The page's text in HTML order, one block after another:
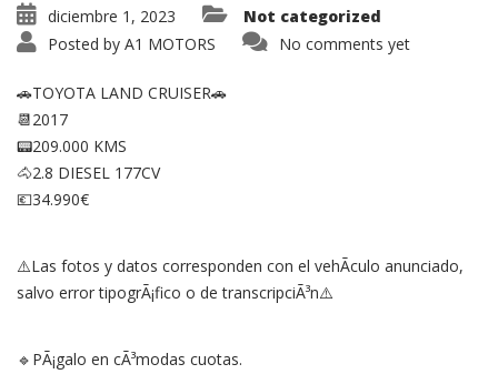
diciembre 1, 2023
Not categorized
Posted by A1 MOTORS No comments yet
🚗TOYOTA LAND CRUISER🚗
📆2017
📟209.000 KMS
🐴2.8 DIESEL 177CV
💶34.990€
⚠️Las fotos y datos corresponden con el vehÃ­culo anunciado,
salvo error tipogrÃ¡fico o de transcripciÃ³n⚠️
🔹PÃ¡galo en cÃ³modas cuotas.